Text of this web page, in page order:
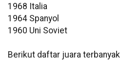
1968 Italia
1964 Spanyol
1960 Uni Soviet
Berikut daftar juara